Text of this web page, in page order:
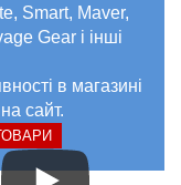
Smart, Maver,
Gear і інші
в магазині
сайт.